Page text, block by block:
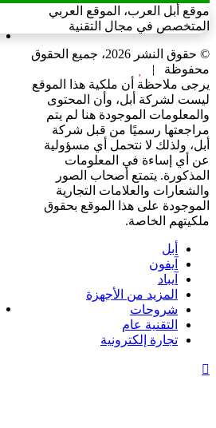
أبل العرب، الموقع العربي
في مجال التقنية
© حقوق النشر 2026، جميع الحقوق
|
ملاحظة أن ملكية هذا الموقع
لشركة أبل، وأن المحتوى
الموجودة هنا لم يتم
رسميًا من قبل شركة
ولذلك لا نتحمل أي مسؤولية
أي إساءة في المعلومات
يتمتع أصحاب الصور
والعلامات التجارية
على هذا الموقع بحقوق
الخاصة.
أبل
آيفون
آيباد
المزيد من الأجهزة
شروحات
التقنية عام
تجارة إلكترونية
زر